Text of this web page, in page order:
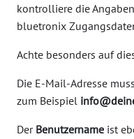
kontrolliere die
bluetronix
Achte besonders auf
Die E-Mail-Adresse
zum Beispiel
Der Benutzername ist